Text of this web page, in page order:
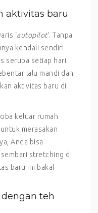
aktivitas baru
‘autopilot‘. Tanpa
kendali sendiri
serupa setiap hari.
lalu mandi dan
aktivitas baru di
keluar rumah
merasakan
Anda bisa
stretching di
baru ini bakal
teh